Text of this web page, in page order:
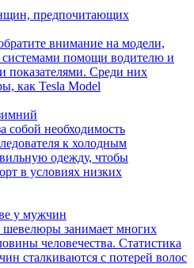
предпочитающих
внимание на модели,
помощи водителю и
показателями. Среди них
как Tesla Model
собой необходимость
к холодным
одежду, чтобы
в условиях низких
у мужчин
шевелюры занимает многих
человечества. Статистика
сталкиваются с потерей волос